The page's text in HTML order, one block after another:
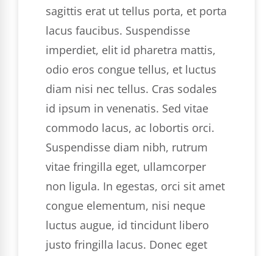
sagittis erat ut tellus porta, et porta
lacus faucibus. Suspendisse
imperdiet, elit id pharetra mattis,
odio eros congue tellus, et luctus
diam nisi nec tellus. Cras sodales
id ipsum in venenatis. Sed vitae
commodo lacus, ac lobortis orci.
Suspendisse diam nibh, rutrum
vitae fringilla eget, ullamcorper
non ligula. In egestas, orci sit amet
congue elementum, nisi neque
luctus augue, id tincidunt libero
justo fringilla lacus. Donec eget